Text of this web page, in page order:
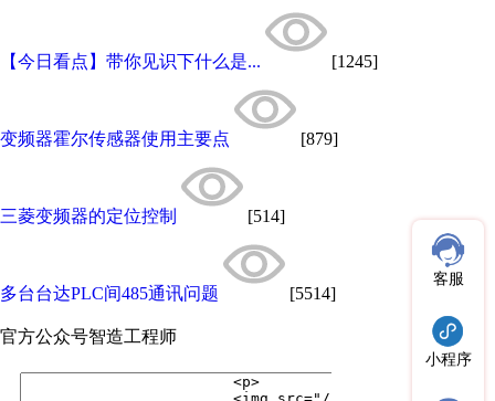
【今日看点】带你见识下什么是... [1245]
变频器霍尔传感器使用主要点 [879]
三菱变频器的定位控制 [514]
多台台达PLC间485通讯问题 [5514]
官方公众号智造工程师
客服
小程序